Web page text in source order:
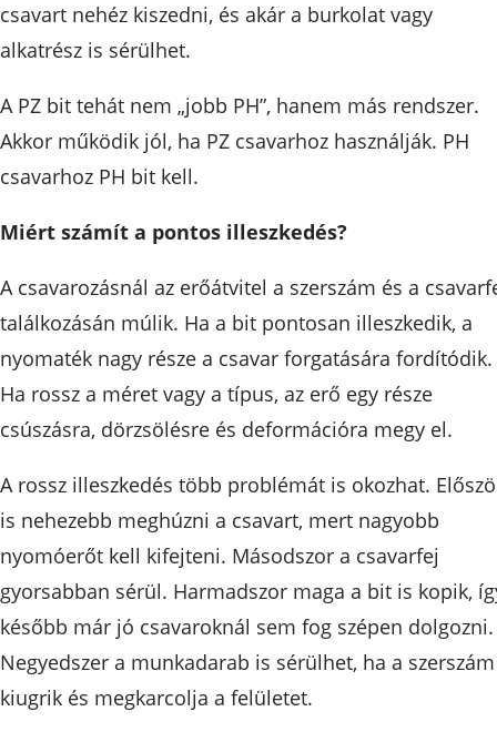
csavart nehéz kiszedni, és akár a burkolat vagy
alkatrész is sérülhet.
A PZ bit tehát nem „jobb PH”, hanem más rendszer.
Akkor működik jól, ha PZ csavarhoz használják. PH
csavarhoz PH bit kell.
Miért számít a pontos illeszkedés?
A csavarozásnál az erőátvitel a szerszám és a
találkozásán múlik. Ha a bit pontosan illeszkedik, a
nyomaték nagy része a csavar forgatására fordítódik.
Ha rossz a méret vagy a típus, az erő egy része
csúszásra, dörzsölésre és deformációra megy el.
A rossz illeszkedés több problémát is okozhat.
is nehezebb meghúzni a csavart, mert nagyobb
nyomóerőt kell kifejteni. Másodszor a csavarfej
gyorsabban sérül. Harmadszor maga a bit is kopik,
később már jó csavaroknál sem fog szépen dolgozni.
Negyedszer a munkadarab is sérülhet, ha a szerszám
kiugrik és megkarcolja a felületet.